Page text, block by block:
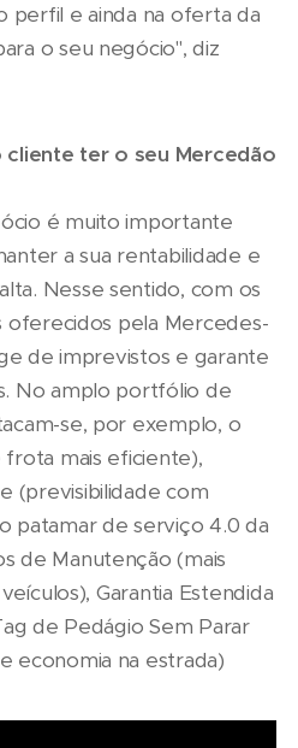
perfil e ainda na oferta da
o seu negócio", diz
cliente ter o seu Mercedão
é muito importante
a sua rentabilidade e
Nesse sentido, com os
oferecidos pela Mercedes-
de imprevistos e garante
No amplo portfólio de
se, por exemplo, o
mais eficiente),
(previsibilidade com
patamar de serviço 4.0 da
de Manutenção (mais
Garantia Estendida
de Pedágio Sem Parar
economia na estrada)